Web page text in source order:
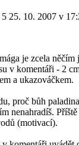
25. 10. 2007 v
je zcela něčím
v komentáři - 2
a ukazováčkem.
proč bůh
nenahradíš.
(motivací).